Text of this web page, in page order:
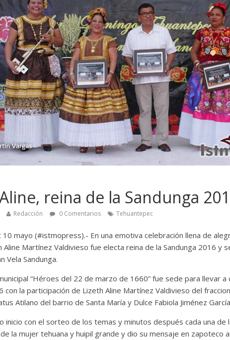
reina de la Sandunga
Redacción 0 Comentarios Tehuantepec
mayo (#istmopress).- En una emotiva celebración llena de
Martínez Valdivieso fue electa reina de la Sandunga 2016 y
Vela Sandunga.
“Héroes del 22 de marzo de 1660” fue sede para llevar
con la participación de Lizeth Aline Martínez Valdivieso del
Atilano del barrio de Santa María y Dulce Fabiola Jiménez
inicio con el sorteo de los temas y minutos después cada una
la mujer tehuana y huipil grande y dio su mensaje en zapoteco